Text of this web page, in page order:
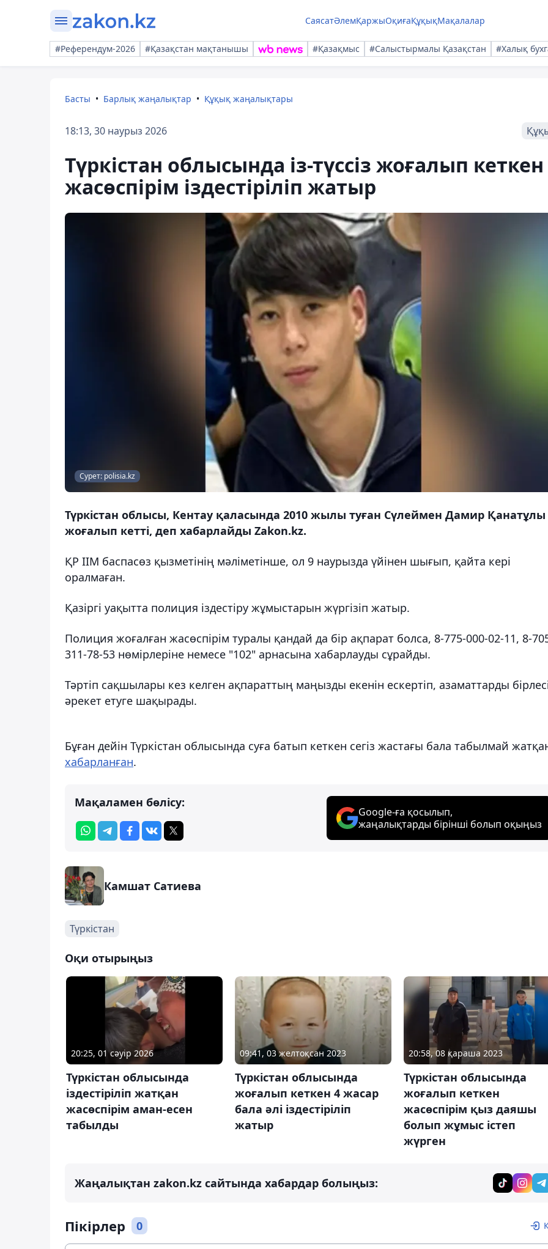
СаясатӘлемҚаржыОқиғаҚұқықМақалалар
#Референдум-2026 #Қазақстан мақтанышы #Қазақмыс #Салыстырмалы Қазақстан #Халық
Басты Барлық жаңалықтар Құқық жаңалықтары
18:13, 30 наурыз 2026
Түркістан облысында із-түссіз жоғалып кеткен
жасөспірім іздестіріліп жатыр
Сурет: polisia.kz
Түркістан облысы, Кентау қаласында 2010 жылы туған Сүлеймен Дамир Қанатұлы
жоғалып кетті, деп хабарлайды Zakon.kz.
ҚР ІІМ баспасөз қызметінің мәліметінше, ол 9 наурызда үйінен шығып, қайта кері
оралмаған.
Қазіргі уақытта полиция іздестіру жұмыстарын жүргізіп жатыр.
Полиция жоғалған жасөспірім туралы қандай да бір ақпарат болса, 8-775-000-02-11, 8-
311-78-53 нөмірлеріне немесе "102" арнасына хабарлауды сұрайды.
Тәртіп сақшылары кез келген ақпараттың маңызды екенін ескертіп, азаматтарды
әрекет етуге шақырады.
Бұған дейін Түркістан облысында суға батып кеткен сегіз жастағы бала табылмай
хабарланған.
Мақаламен бөлісу:
Google-ға қосылып,
жаңалықтарды бірінші болып оқыңыз
Камшат Сатиева
Түркістан
Оқи отырыңыз
20:25, 01 сәуір 2026
Түркістан облысында
іздестіріліп жатқан
жасөспірім аман-есен
табылды
09:41, 03 желтоқсан 2023
Түркістан облысында
жоғалып кеткен 4 жасар
бала әлі іздестіріліп
жатыр
20:58, 08 қараша 2023
Түркістан облысында
жоғалып кеткен
жасөспірім қыз даяшы
болып жұмыс істеп
жүрген
Жаңалықтан zakon.kz сайтында хабардар болыңыз:
Пікірлер 0